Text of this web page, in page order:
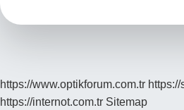
https://www.optikforum.com.tr
https://internot.com.tr Sitemap